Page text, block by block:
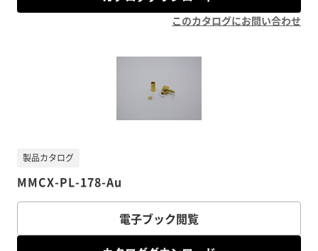
このカタログにお問い合わせ
MMCX-PL-178-Au
製品カタログ
電子ブック閲覧